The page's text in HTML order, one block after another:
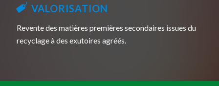
VALORISATION
Revente des matières premières secondaires issues du
recyclage à des exutoires agréés.